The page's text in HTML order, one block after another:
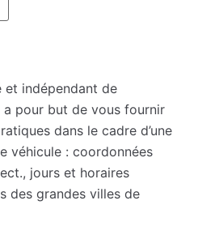
et indépendant de
a pour but de vous fournir
dans le cadre d’une
véhicule : coordonnées
jours et horaires
des grandes villes de